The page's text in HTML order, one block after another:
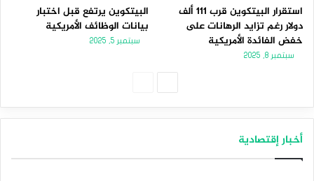
استقرار البيتكوين قرب 111 ألف
دولار رغم تزايد الرهانات على
خفض الفائدة الأمريكية
سبتمبر 8, 2025
البيتكوين يرتفع قبل اختبار
بيانات الوظائف الأمريكية
سبتمبر 5, 2025
أخبار إقتصادية